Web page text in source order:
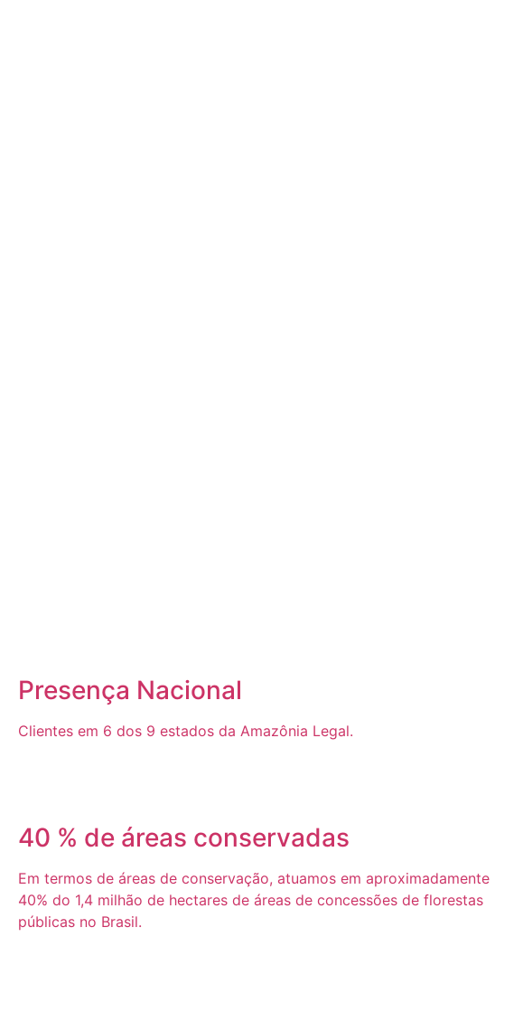
Presença Nacional
Clientes em 6 dos 9 estados da Amazônia Legal.
40 % de áreas conservadas
Em termos de áreas de conservação, atuamos em aproximadamente
40% do 1,4 milhão de hectares de áreas de concessões de florestas
públicas no Brasil.